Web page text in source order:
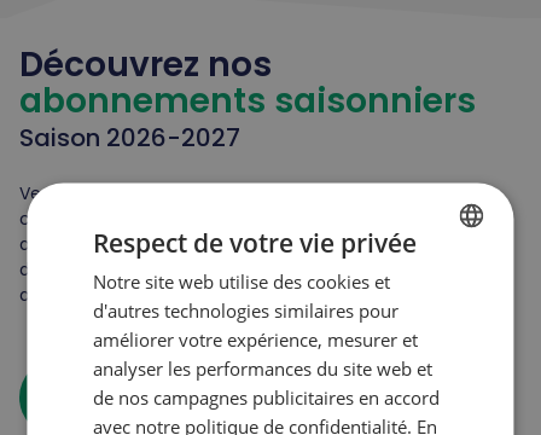
Découvrez nos
abonnements saisonniers
Saison 2026-2027
Veuillez vous assurer de prendre connaissance des
conditions de validité et des avantages reliés à nos
abonnements. Les privilèges aux membres sont intégrés
directement aux cartes GoPasse. Présenter votre
abonnement pour réclamer votre offre.
Comparer les avantages arrow_forward
Respect de votre vie privée
Notre site web utilise des cookies et
d'autres technologies similaires pour
améliorer votre expérience, mesurer et
analyser les performances du site web et
de nos campagnes publicitaires en accord
avec notre politique de confidentialité. En